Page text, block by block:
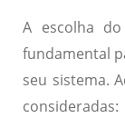
A escolha
fundamental
seu sistema.
consideradas: